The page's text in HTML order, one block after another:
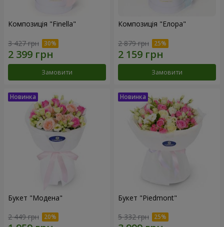
Композиція "Finella"
3 427 грн
Замовити
Композиція "Елора"
2 879 грн
Замовити
Букет "Модена"
2 449 грн
Букет "Piedmont"
5 332 грн